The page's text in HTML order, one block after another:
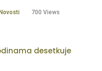
700 Views
desetkuje